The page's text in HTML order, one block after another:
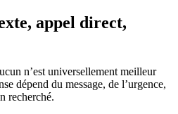
appel direct,
n’est universellement meilleur
dépend du message, de l’urgence,
recherché.